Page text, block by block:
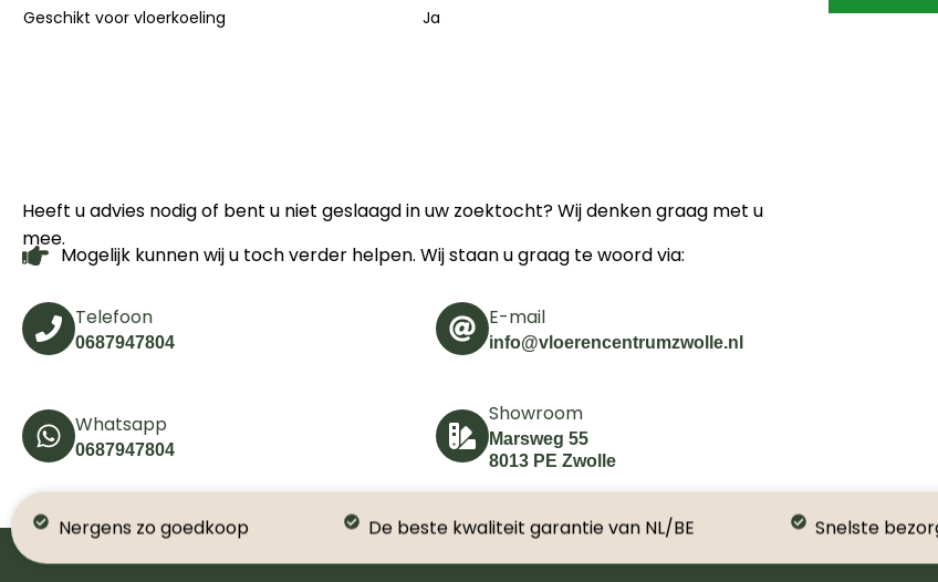
Geschikt voor vloerkoeling Ja
Heeft u advies nodig of bent u niet geslaagd in uw zoektocht? Wij denken graag met u
mee.
Mogelijk kunnen wij u toch verder helpen. Wij staan u graag te woord via:
Telefoon
0687947804
E-mail
info@vloerencentrumzwolle.nl
Whatsapp
0687947804
Showroom
Marsweg 55
8013 PE Zwolle
Nergens zo goedkoop De beste kwaliteit garantie van NL/BE Snelste